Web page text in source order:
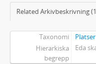
Related Arkivbeskrivning
Taxonomi
Platser
Hierarkiska
begrepp
Eda